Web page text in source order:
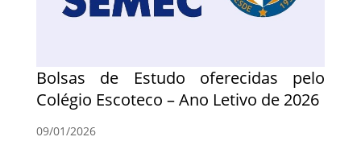
Bolsas de Estudo oferecidas pelo
Colégio Escoteco – Ano Letivo de 2026
09/01/2026